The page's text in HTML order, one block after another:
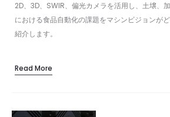
2D、3D、SWIR、偏光カメラを活用し、土壌、
における食品自動化の課題をマシンビジョンが
紹介します。
Read More